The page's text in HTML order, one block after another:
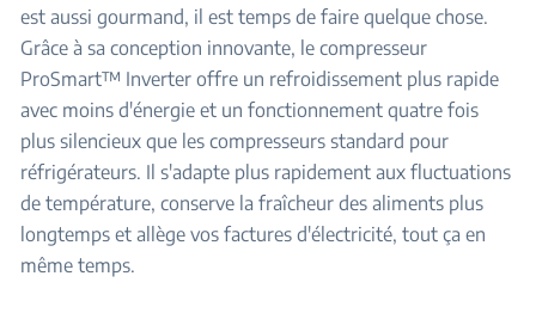
est aussi gourmand, il est temps de faire quelque chose.
Grâce à sa conception innovante, le compresseur
ProSmart™ Inverter offre un refroidissement plus rapide
avec moins d'énergie et un fonctionnement quatre fois
plus silencieux que les compresseurs standard pour
réfrigérateurs. Il s'adapte plus rapidement aux fluctuations
de température, conserve la fraîcheur des aliments plus
longtemps et allège vos factures d'électricité, tout ça en
même temps.